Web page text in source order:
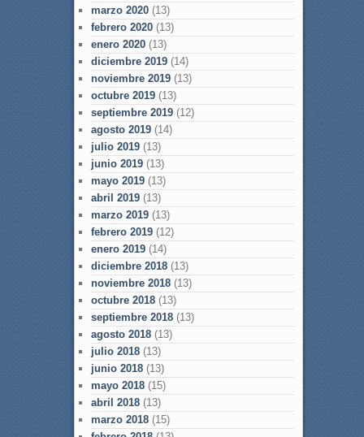
marzo 2020(13)
febrero 2020(13)
enero 2020(13)
diciembre 2019(14)
noviembre 2019(13)
octubre 2019(13)
septiembre 2019(12)
agosto 2019(14)
julio 2019(13)
junio 2019(13)
mayo 2019(13)
abril 2019(13)
marzo 2019(13)
febrero 2019(12)
enero 2019(14)
diciembre 2018(13)
noviembre 2018(13)
octubre 2018(13)
septiembre 2018(13)
agosto 2018(13)
julio 2018(13)
junio 2018(13)
mayo 2018(15)
abril 2018(13)
marzo 2018(15)